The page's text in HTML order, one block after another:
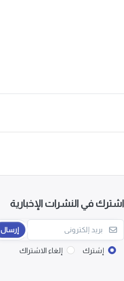
اشترك في النشرات الإخبارية
إرسال
إشترك إلغاء الاشتراك